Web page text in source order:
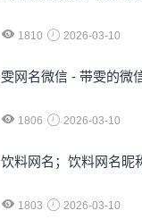
1810 2026-03-10
雯网名微信 - 带雯的微
1806 2026-03-10
饮料网名；饮料网名昵
1803 2026-03-10